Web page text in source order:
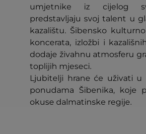
umjetnike iz cijelog
predstavljaju svoj talent u
kazalištu. Šibensko
koncerata, izložbi i
dodaje živahnu atmosferu
toplijih mjeseci.
Ljubitelji hrane će uživati u
ponudama Šibenika, koje
okuse dalmatinske regije.